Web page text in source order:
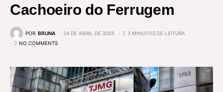
Cachoeiro do Ferrugem
POR BRUNA 24 DE ABRIL DE 2025
3 MINUTOS DE LEITURA
NO COMMENTS